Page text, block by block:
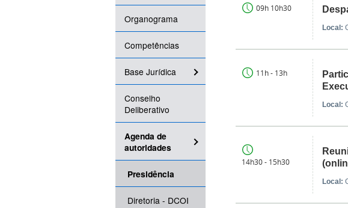
Organograma
Competências
Base Jurídica
Conselho
Deliberativo
Agenda de
autoridades
Presidência
Diretoria - DCOI
09h 10h30
Local:
11h - 13h
Local:
14h30 - 15h30
Local: